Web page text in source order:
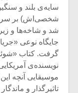
سایه‌ی بلند و
شخصی‌اش) بر سر
شد و شاخه‌ها و
جایگاه نوعی
گرفت. کتاب
نویسنده‌ی
موسیقایی آنچه
تاثیرگذار و